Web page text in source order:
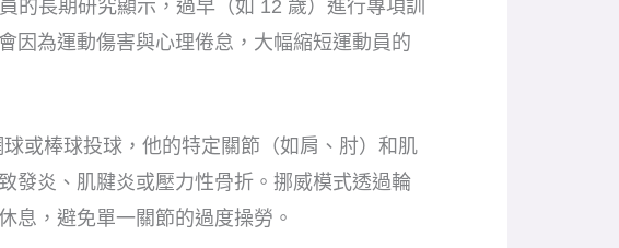
的長期研究顯示，過早（如 12 歲）進行專項訓
因為運動傷害與心理倦怠，大幅縮短運動員的
或棒球投球，他的特定關節（如肩、肘）和肌
發炎、肌腱炎或壓力性骨折。挪威模式透過輪
息，避免單一關節的過度操勞。